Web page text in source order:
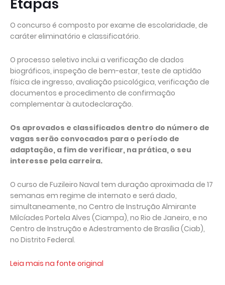
Etapas
O concurso é composto por exame de escolaridade, de
caráter eliminatório e classificatório.
O processo seletivo inclui a verificação de dados
biográficos, inspeção de bem-estar, teste de aptidão
física de ingresso, avaliação psicológica, verificação de
documentos e procedimento de confirmação
complementar à autodeclaração.
Os aprovados e classificados dentro do número de
vagas serão convocados para o período de
adaptação, a fim de verificar, na prática, o seu
interesse pela carreira.
O curso de Fuzileiro Naval tem duração aproximada de 17
semanas em regime de internato e será dado,
simultaneamente, no Centro de Instrução Almirante
Milcíades Portela Alves (Ciampa), no Rio de Janeiro, e no
Centro de Instrução e Adestramento de Brasília (Ciab),
no Distrito Federal.
Leia mais na fonte original